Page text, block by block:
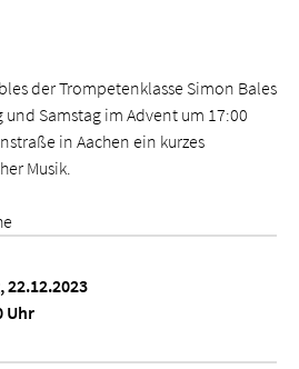
der Trompetenklasse Simon Bales
Samstag im Advent um 17:00
in Aachen ein kurzes
Musik.
22.12.2023
Uhr